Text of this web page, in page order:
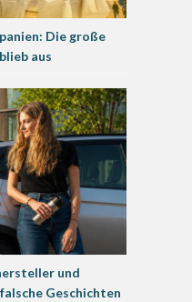
Die große
aus
und
Geschichten